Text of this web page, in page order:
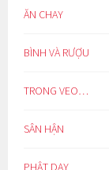
ĂN CHAY
BÌNH VÀ RƯỢU
TRONG VEO…
SÂN HẬN
PHẬT DẠY